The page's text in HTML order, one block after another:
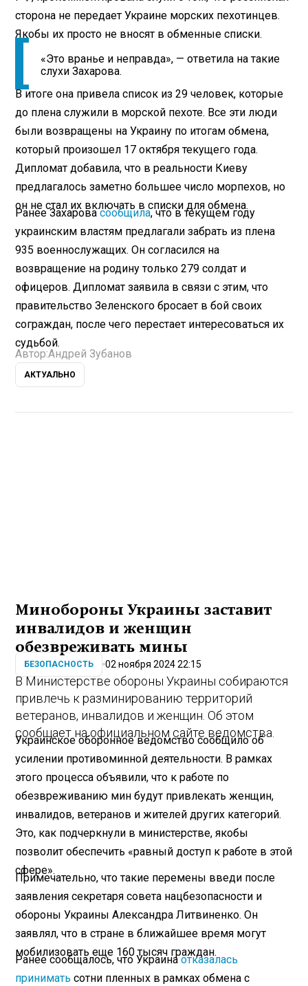
сторона не передает Украине морских пехотинцев.
Якобы их просто не вносят в обменные списки.
«Это вранье и неправда», — ответила на такие
слухи Захарова.
В итоге она привела список из 29 человек, которые
до плена служили в морской пехоте. Все эти люди
были возвращены на Украину по итогам обмена,
который произошел 17 октября текущего года.
Дипломат добавила, что в реальности Киеву
предлагалось заметно большее число морпехов, но
он не стал их включать в списки для обмена.
Ранее Захаровасообщила, что в текущем году
украинским властям предлагали забрать из плена
935 военнослужащих. Он согласился на
возвращение на родину только 279 солдат и
офицеров. Дипломат заявила в связи с этим, что
правительство Зеленского бросает в бой своих
сограждан, после чего перестает интересоваться их
судьбой.
Автор:Андрей Зубанов
АКТУАЛЬНО
Минобороны Украины заставит
инвалидов и женщин
обезвреживать мины
БЕЗОПАСНОСТЬ 02 ноября 2024 22:15
В Министерстве обороны Украины собираются
привлечь к разминированию территорий
ветеранов, инвалидов и женщин. Об этом
сообщает на официальном сайте ведомства.
Украинское оборонное ведомство сообщило об
усилении противоминной деятельности. В рамках
этого процесса объявили, что к работе по
обезвреживанию мин будут привлекать женщин,
инвалидов, ветеранов и жителей других категорий.
Это, как подчеркнули в министерстве, якобы
позволит обеспечить «равный доступ к работе в этой
сфере».
Примечательно, что такие перемены введи после
заявления секретаря совета нацбезопасности и
обороны Украины Александра Литвиненко. Он
заявлял, что в стране в ближайшее время могут
мобилизовать еще 160 тысяч граждан.
Ранее сообщалось, что Украинаотказалась
принимать сотни пленных в рамках обмена с